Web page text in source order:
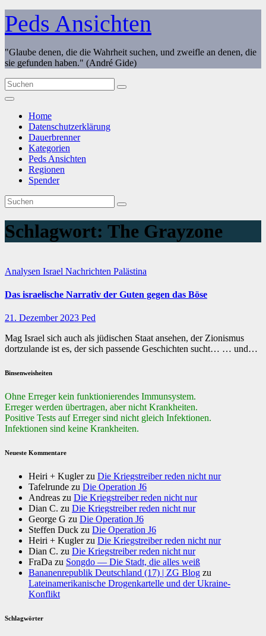
Zum
Inhalt
springen
Peds Ansichten
"Glaube denen, die die Wahrheit suchen, und zweifle an denen, die
sie gefunden haben." (André Gide)
Home
Datenschutzerklärung
Dauerbrenner
Kategorien
Peds Ansichten
Regionen
Spender
Schlagwort: The Grayzone
Analysen Israel Nachrichten Palästina
Das israelische Narrativ der Guten gegen das Böse
21. Dezember 2023 Ped
Mag Israel sich auch als jüdischen Staat ansehen, der Zionismus
dortzulande ist es, der sich passende Geschichten sucht… … und…
Binsenweisheiten
Ohne Erreger kein funktionierendes Immunsystem.
Erreger werden übertragen, aber nicht Krankheiten.
Positive Tests auf Erreger sind nicht gleich Infektionen.
Infektionen sind keine Krankheiten.
Neueste Kommentare
Heiri + Kuglerzu Die Kriegstreiber reden nicht nur
Tafelrunde zu Die Operation J6
Andreas zu Die Kriegstreiber reden nicht nur
Dian C. zu Die Kriegstreiber reden nicht nur
George G zu Die Operation J6
Steffen Duck zu Die Operation J6
Heiri + Kuglerzu Die Kriegstreiber reden nicht nur
Dian C. zu Die Kriegstreiber reden nicht nur
FraDa zu Songdo — Die Stadt, die alles weiß
Bananenrepublik Deutschland (17) | ZG Blog zu
Lateinamerikanische Drogenkartelle und der Ukraine-
Konflikt
Schlagwörter